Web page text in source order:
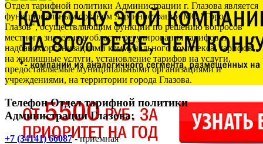
Отдел тарифной политики Администрации г. Глазова является
функциональным органом Администрации МО "Город
Глазов", осуществляющим функции по решению вопросов
местного значения в области регулирования тарифов и
надбавок организациями коммунального комплекса, тарифов
на жилищные услуги, установление тарифов на услуги,
предоставляемые муниципальными организациями и
учреждениями, на территории города Глазова.
Телефон Отдел тарифной политики
Администрации Глазова:
+7 (34141) 66087- приемная